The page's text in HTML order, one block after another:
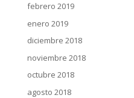
febrero 2019
enero 2019
diciembre 2018
noviembre 2018
octubre 2018
agosto 2018